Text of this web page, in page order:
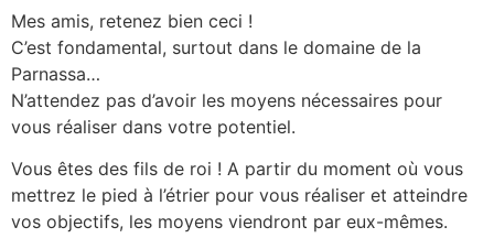
Mes amis, retenez bien ceci !
C’est fondamental, surtout dans le domaine de la
Parnassa…
N’attendez pas d’avoir les moyens nécessaires pour
vous réaliser dans votre potentiel.
Vous êtes des fils de roi ! A partir du moment où vous
mettrez le pied à l’étrier pour vous réaliser et atteindre
vos objectifs, les moyens viendront par eux-mêmes.